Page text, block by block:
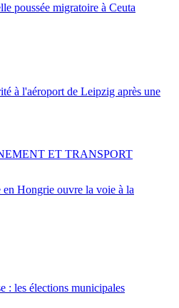
poussée migratoire à Ceuta
à l'aéroport de Leipzig après une
Hongrie ouvre la voie à la
ET TRANSPORT
: les élections municipales